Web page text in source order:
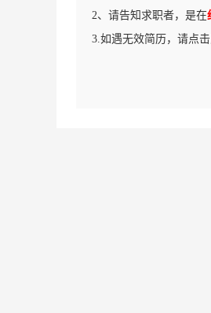
2、请告知求职者，是在
3.如遇无效简历，请点